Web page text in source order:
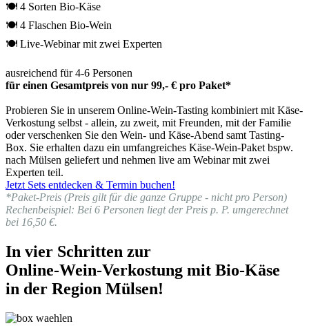
🍽 4 Sorten Bio-Käse
🍽 4 Flaschen Bio-Wein
🍽 Live-Webinar mit zwei Experten
ausreichend für 4-6 Personen
für einen Gesamtpreis von nur 99,- € pro Paket*
Probieren Sie in unserem Online-Wein-Tasting kombiniert mit Käse-
Verkostung selbst - allein, zu zweit, mit Freunden, mit der Familie
oder verschenken Sie den Wein- und Käse-Abend samt Tasting-
Box. Sie erhalten dazu ein umfangreiches Käse-Wein-Paket bspw.
nach Mülsen geliefert und nehmen live am Webinar mit zwei
Experten teil.
Jetzt Sets entdecken & Termin buchen!
*Paket-Preis (Preis gilt für die ganze Gruppe - nicht pro Person)
Rechenbeispiel: Bei 6 Personen liegt der Preis p. P. umgerechnet
bei 16,50 €.
In vier Schritten zur
Online-Wein-Verkostung mit Bio-Käse
in der Region Mülsen!